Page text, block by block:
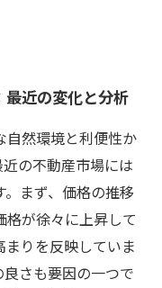
近の変化と分析
自然環境と利便性か
の不動産市場には
まず、価格の推移
が徐々に上昇して
りを反映していま
さも要因の一つで